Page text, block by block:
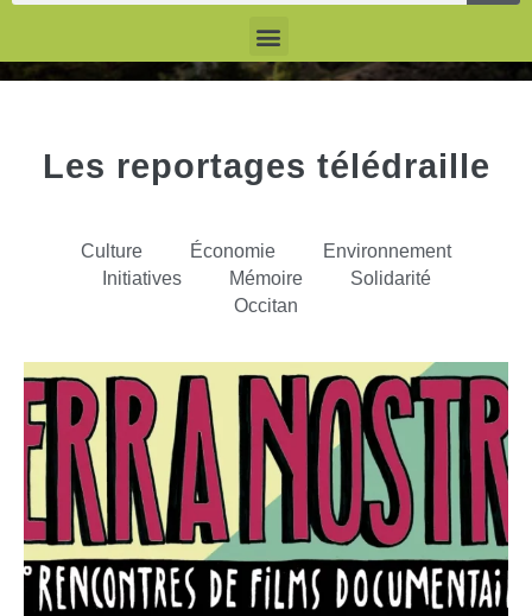
Les reportages télédraille
Culture Économie
Environnement
Initiatives
Mémoire
Solidarité
Occitan